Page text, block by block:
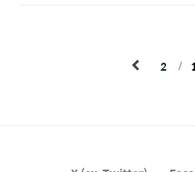
있다 Heritage
Britstrip은 자사
2